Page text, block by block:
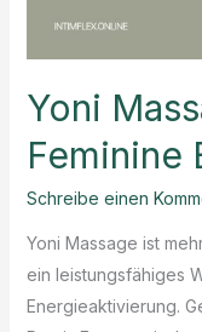
Yoni
Feminine
Schreibe einen
Yoni Massage ist
ein leistungsfähiges
Energieaktivierung.